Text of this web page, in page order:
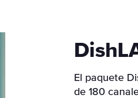
El paquete
de 180